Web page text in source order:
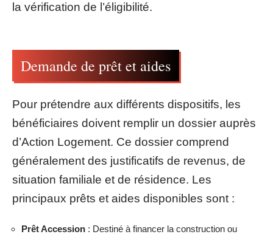
la vérification de l’éligibilité.
Demande de prêt et aides
Pour prétendre aux différents dispositifs, les
bénéficiaires doivent remplir un dossier auprès
d’Action Logement. Ce dossier comprend
généralement des justificatifs de revenus, de
situation familiale et de résidence. Les
principaux prêts et aides disponibles sont :
Prêt Accession : Destiné à financer la construction ou